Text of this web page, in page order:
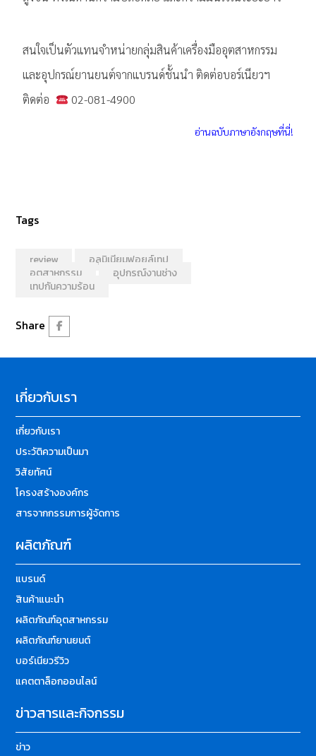
สนใจเป็นตัวแทนจำหน่ายกลุ่มสินค้าเครื่องมืออุตสาหกรรม
และอุปกรณ์ยานยนต์จากแบรนด์ชั้นนำ ติดต่อบอร์เนียวฯ
ติดต่อ
02-081-4900
อ่านฉบับภาษาอังกฤษที่นี่!
Tags
review
อลูมิเนียมฟอยล์เทป
อุตสาหกรรม
อุปกรณ์งานช่าง
เทปกันความร้อน
Share
เกี่ยวกับเรา
เกี่ยวกับเรา
ประวัติความเป็นมา
วิสัยทัศน์
โครงสร้างองค์กร
สารจากกรรมการผู้จัดการ
ผลิตภัณฑ์
แบรนด์
สินค้าแนะนำ
ผลิตภัณฑ์อุตสาหกรรม
ผลิตภัณฑ์ยานยนต์
บอร์เนียวรีวิว
แคตตาล็อกออนไลน์
ข่าวสารและกิจกรรม
ข่าว